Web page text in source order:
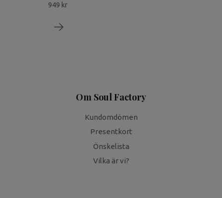
949 kr
Om Soul Factory
Kundomdömen
Presentkort
Önskelista
Vilka är vi?